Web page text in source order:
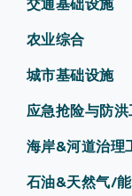
农业综合
城市基础设施
应急抢险与防
海岸&河道治理
石油&天然气/